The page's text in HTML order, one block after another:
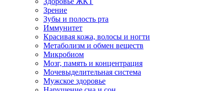
Зрение
Зубы и полость рта
Иммунитет
Красивая кожа, волосы и ногти
Метаболизм и обмен веществ
Микробиом
Мозг, память и концентрация
Мочевыделительная система
Мужское здоровье